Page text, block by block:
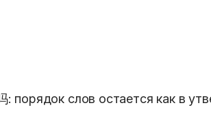
порядок слов остается как в